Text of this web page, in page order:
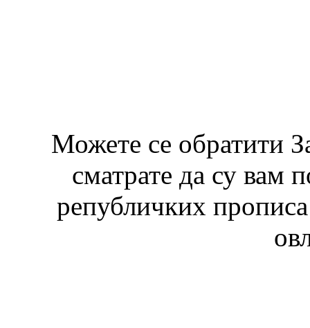
Можете се обратити
сматрате да су вам
републичких